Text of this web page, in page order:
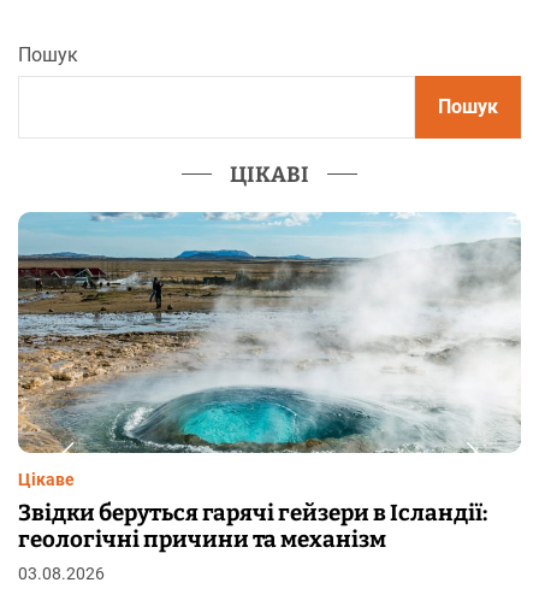
Пошук
Пошук
ЦІКАВІ
Ісландії:
Чому від переляку з’являються
шкірі: фізіологія пілоерекції